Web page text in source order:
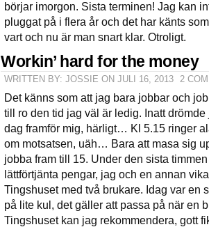
börjar imorgon. Sista terminen! Jag kan
pluggat på i flera år och det har känts
vart och nu är man snart klar. Otroligt.
Workin’ hard for the money
WRITTEN BY: JOSSIE ON JULI 16, 2013 2
Det känns som att jag bara jobbar och
till ro den tid jag väl är ledig. Inatt
dag framför mig, härligt… Kl 5.15 ringer
om motsatsen, uäh… Bara att masa sig
jobba fram till 15. Under den sista
lättförtjänta pengar, jag och en annan
Tingshuset med två brukare. Idag var en
på lite kul, det gäller att passa på när en
Tingshuset kan jag rekommendera, gott